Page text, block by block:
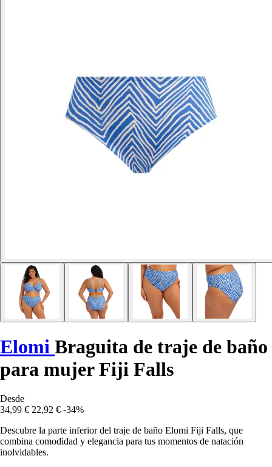
Elomi Braguita de traje de baño
para mujer Fiji Falls
Desde
34,99 € 22,92 € -34%
Descubre la parte inferior del traje de baño Elomi Fiji Falls, que
combina comodidad y elegancia para tus momentos de natación
inolvidables.